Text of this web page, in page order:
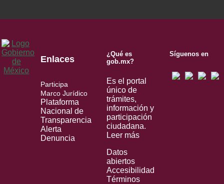
Enlaces
Participa
Marco Jurídico
Plataforma
Nacional de
Transparencia
Alerta
Denuncia
¿Qué es
gob.mx?
Es el portal
único de
trámites,
información y
participación
ciudadana.
Leer más
Datos
abiertos
Accesibilidad
Términos
Síguenos en